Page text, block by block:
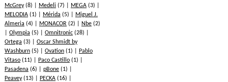
McGrey(8) Medeli (7) MEGA (3)
MELODIA (1) Mérida (5)
Miguel J.
Almeria (4) MONACOR (2) Nbe (2)
Olympia (5) Omnitronic (28)
Ortega (3)
Oscar Shmidt by
Washburn (5) Ovation (1)
Pablo
Vitaso (11) Paco Castillo (1)
Pasadena (6) pBone (1)
Peavey(13) PECKA (16)